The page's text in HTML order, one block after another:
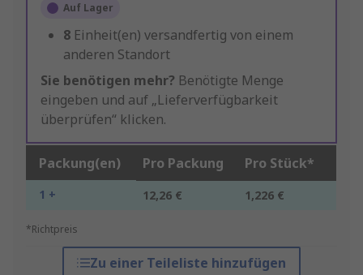
Auf Lager
8 Einheit(en) versandfertig von einem
anderen Standort
Sie benötigen mehr? Benötigte Menge
eingeben und auf „Lieferverfügbarkeit
überprüfen“ klicken.
Packung(en) Pro Packung Pro Stück*
1 + 12,26 € 1,226 €
*Richtpreis
Zu einer Teileliste hinzufügen